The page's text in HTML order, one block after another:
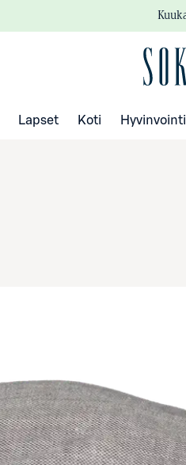
Lapset Koti Hyvinvointi